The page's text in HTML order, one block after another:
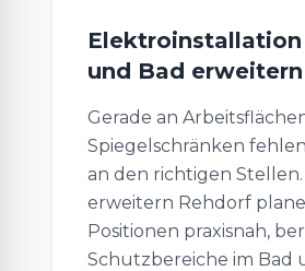
Elektroinstallation
und Bad erweitern
Gerade an
Spiegelschränken
an den richtigen
erweitern Rehdorf
Positionen praxisnah,
Schutzbereiche im Bad